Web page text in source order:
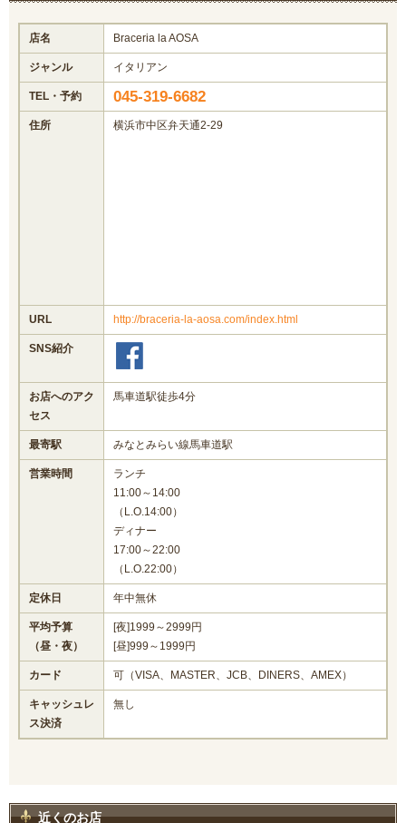
店名 Braceria la AOSA
ジャンル イタリアン
TEL・予約 045-319-6682
住所 横浜市中区弁天通2-29
URL http://braceria-la-aosa.com/index.html
SNS紹介
お店へのアク
セス
馬車道駅徒歩4分
最寄駅 みなとみらい線馬車道駅
営業時間
ランチ
11:00～14:00
（L.O.14:00）
ディナー
17:00～22:00
（L.O.22:00）
定休日 年中無休
平均予算
（昼・夜）
[夜]1999～2999円
[昼]999～1999円
カード 可（VISA、MASTER、JCB、DINERS、AMEX）
キャッシュレ
ス決済
無し
近くのお店